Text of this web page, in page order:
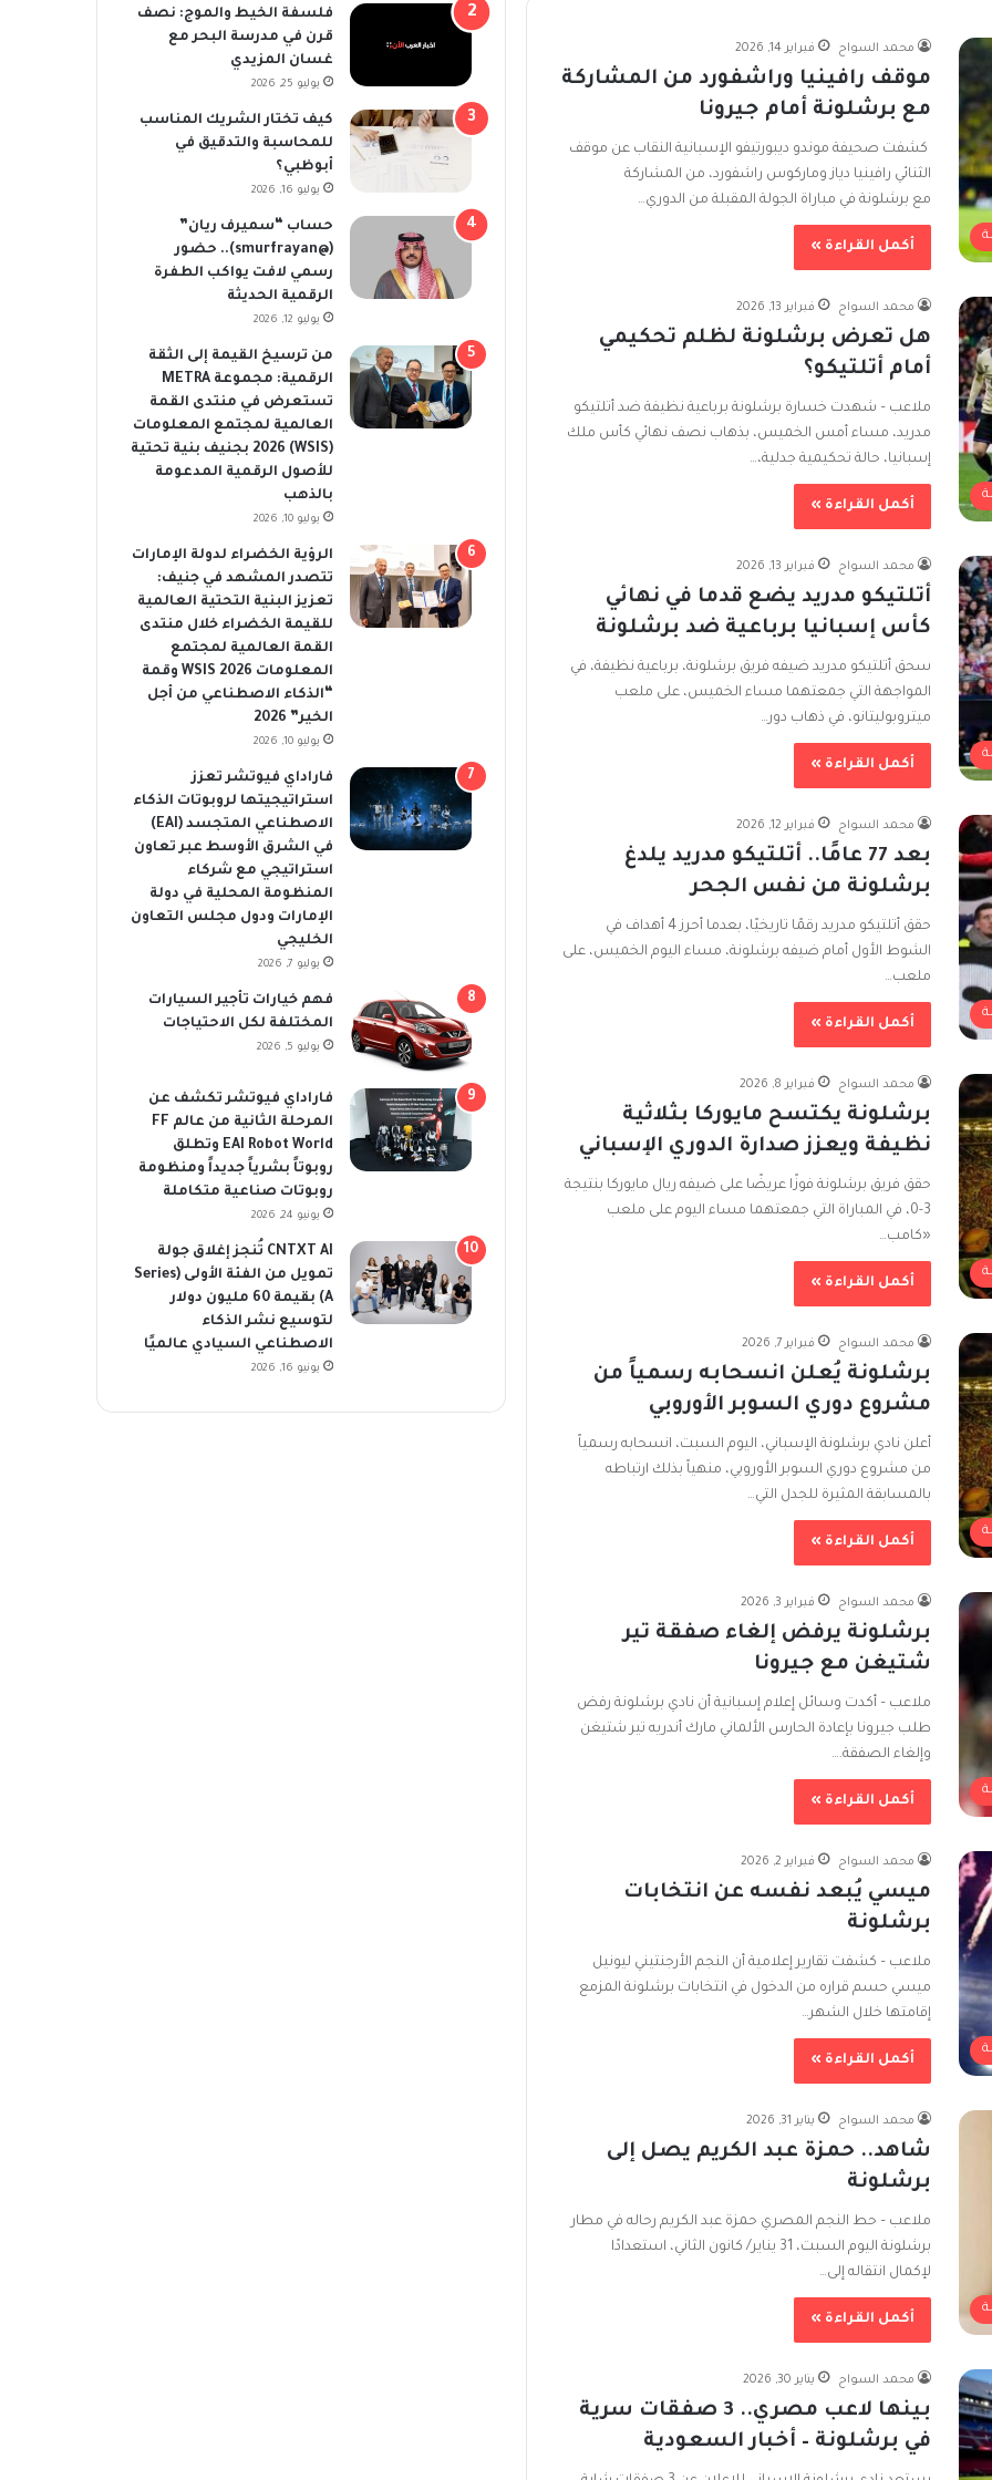
محمد السواح فبراير 14, 2026
موقف رافينيا وراشفورد من المشاركة
مع برشلونة أمام جيرونا
كشفت صحيفة موندو ديبورتيفو الإسبانية النقاب عن موقف
الثنائي رافينيا دياز وماركوس راشفورد، من المشاركة
مع برشلونة في مباراة الجولة المقبلة من الدوري…
أكمل القراءة »
محمد السواح فبراير 13, 2026
هل تعرض برشلونة لظلم تحكيمي
أمام أتلتيكو؟
ملاعب – شهدت خسارة برشلونة برباعية نظيفة ضد أتلتيكو
مدريد، مساء أمس الخميس، بذهاب نصف نهائي كأس ملك
إسبانيا، حالة تحكيمية جدلية،…
أكمل القراءة »
محمد السواح فبراير 13, 2026
أتلتيكو مدريد يضع قدما في نهائي
كأس إسبانيا برباعية ضد برشلونة
سحق أتلتيكو مدريد ضيفه فريق برشلونة، برباعية نظيفة، في
المواجهة التي جمعتهما مساء الخميس، على ملعب
ميتروبوليتانو، في ذهاب دور…
أكمل القراءة »
محمد السواح فبراير 12, 2026
بعد 77 عامًا.. أتلتيكو مدريد يلدغ
برشلونة من نفس الجحر
حقق أتلتيكو مدريد رقمًا تاريخيًا، بعدما أحرز 4 أهداف في
الشوط الأول أمام ضيفه برشلونة، مساء اليوم الخميس، على
ملعب…
أكمل القراءة »
محمد السواح فبراير 8, 2026
برشلونة يكتسح مايوركا بثلاثية
نظيفة ويعزز صدارة الدوري الإسباني
حقق فريق برشلونة فوزًا عريضًا على ضيفه ريال مايوركا بنتيجة
3-0، في المباراة التي جمعتهما مساء اليوم على ملعب
«كامب…
أكمل القراءة »
محمد السواح فبراير 7, 2026
برشلونة يُعلن انسحابه رسمياً من
مشروع دوري السوبر الأوروبي
أعلن نادي برشلونة الإسباني، اليوم السبت، انسحابه رسمياً
من مشروع دوري السوبر الأوروبي، منهياً بذلك ارتباطه
بالمسابقة المثيرة للجدل التي…
أكمل القراءة »
محمد السواح فبراير 3, 2026
برشلونة يرفض إلغاء صفقة تير
شتيغن مع جيرونا
ملاعب – أكدت وسائل إعلام إسبانية أن نادي برشلونة رفض
طلب جيرونا بإعادة الحارس الألماني مارك أندريه تير شتيغن
وإلغاء الصفقة.…
أكمل القراءة »
محمد السواح فبراير 2, 2026
ميسي يُبعد نفسه عن انتخابات
برشلونة
ملاعب – كشفت تقارير إعلامية أن النجم الأرجنتيني ليونيل
ميسي حسم قراره من الدخول في انتخابات برشلونة المزمع
إقامتها خلال الشهر…
أكمل القراءة »
محمد السواح يناير 31, 2026
شاهد.. حمزة عبد الكريم يصل إلى
برشلونة
ملاعب – حط النجم المصري حمزة عبد الكريم رحاله في مطار
برشلونة اليوم السبت، 31 يناير/ كانون الثاني، استعدادًا
لإكمال انتقاله إلى…
أكمل القراءة »
محمد السواح يناير 30, 2026
بينها لاعب مصري.. 3 صفقات سرية
في برشلونة – أخبار السعودية
فلسفة الخيط والموج: نصف
قرن في مدرسة البحر مع
غسان المزيدي
يوليو 25, 2026
كيف تختار الشريك المناسب
للمحاسبة والتدقيق في
أبوظبي؟
يوليو 16, 2026
حساب “سميرف ريان”
(@smurfrayan).. حضور
رسمي لافت يواكب الطفرة
الرقمية الحديثة
يوليو 12, 2026
من ترسيخ القيمة إلى الثقة
الرقمية: مجموعة METRA
تستعرض في منتدى القمة
العالمية لمجتمع المعلومات
(WSIS) 2026 بجنيف بنية تحتية
للأصول الرقمية المدعومة
بالذهب
يوليو 10, 2026
الرؤية الخضراء لدولة الإمارات
تتصدر المشهد في جنيف:
تعزيز البنية التحتية العالمية
للقيمة الخضراء خلال منتدى
القمة العالمية لمجتمع
المعلومات WSIS 2026 وقمة
“الذكاء الاصطناعي من أجل
الخير” 2026
يوليو 10, 2026
فاراداي فيوتشر تعزز
استراتيجيتها لروبوتات الذكاء
الاصطناعي المتجسد (EAI)
في الشرق الأوسط عبر تعاون
استراتيجي مع شركاء
المنظومة المحلية في دولة
الإمارات ودول مجلس التعاون
الخليجي
يوليو 7, 2026
فهم خيارات تأجير السيارات
المختلفة لكل الاحتياجات
يوليو 5, 2026
فاراداي فيوتشر تكشف عن
المرحلة الثانية من عالم FF
EAI Robot World وتطلق
روبوتاً بشرياً جديداً ومنظومة
روبوتات صناعية متكاملة
يونيو 24, 2026
CNTXT AI تُنجز إغلاق جولة
تمويل من الفئة الأولى (Series
A) بقيمة 60 مليون دولار
لتوسيع نشر الذكاء
الاصطناعي السيادي عالميًا
يونيو 16, 2026